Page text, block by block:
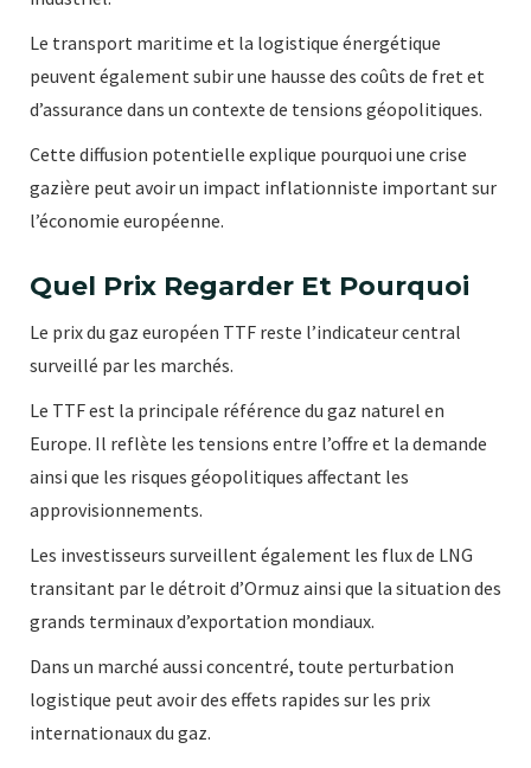
Le transport maritime et la logistique énergétique
peuvent également subir une hausse des coûts de fret et
d’assurance dans un contexte de tensions géopolitiques.
Cette diffusion potentielle explique pourquoi une crise
gazière peut avoir un impact inflationniste important sur
l’économie européenne.
Quel Prix Regarder Et Pourquoi
Le prix du gaz européen TTF reste l’indicateur central
surveillé par les marchés.
Le TTF est la principale référence du gaz naturel en
Europe. Il reflète les tensions entre l’offre et la demande
ainsi que les risques géopolitiques affectant les
approvisionnements.
Les investisseurs surveillent également les flux de LNG
transitant par le détroit d’Ormuz ainsi que la situation des
grands terminaux d’exportation mondiaux.
Dans un marché aussi concentré, toute perturbation
logistique peut avoir des effets rapides sur les prix
internationaux du gaz.